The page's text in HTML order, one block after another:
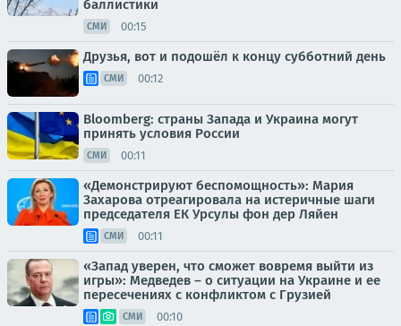
баллистики
СМИ 00:15
Друзья, вот и подошёл к концу субботний день
СМИ 00:12
Bloomberg: страны Запада и Украина могут
принять условия России
СМИ 00:11
«Демонстрируют беспомощность»: Мария
Захарова отреагировала на истеричные шаги
председателя ЕК Урсулы фон дер Ляйен
СМИ 00:11
«Запад уверен, что сможет вовремя выйти из
игры»: Медведев – о ситуации на Украине и ее
пересечениях с конфликтом с Грузией
СМИ 00:10